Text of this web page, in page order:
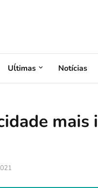
Uĺtimas Notícias